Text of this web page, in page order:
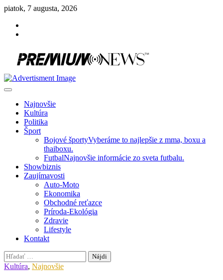
Skip
content
piatok, 7 augusta, 2026
Najnovšie
Kultúra
Politika
Šport
Bojové športyVyberáme to najlepšie z mma, boxu a
thaiboxu.
FutbalNajnovšie informácie zo sveta futbalu.
Showbiznis
Zaujímavosti
Auto-Moto
Ekonomika
Obchodné reťazce
Príroda-Ekológia
Zdravie
Lifestyle
Kontakt
Hľadať:
Kultúra, Najnovšie